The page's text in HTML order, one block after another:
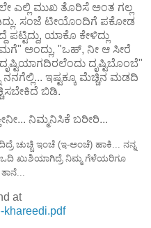
ಲೇ ಎಲ್ಲಿ ಮುಖ ತೊರಿಸೆ ಅಂತ ಗಲ್ಲ
ಸಂಜೆ ಟೀಯೊಂದಿಗೆ ಪಕೋಡ
ಪಟ್ಟಿದ್ದು, ಯಾಕೊ ಕೇಳಿದ್ಲು
ಅಂದ್ಲು, "ಒಹ್, ನೀ ಆ ಸೀರೆ
ದೃಷ್ಟಿಬೊಂಬೆ"
ನನಗೆಲ್ಲಿ... ಇಷ್ಟಕ್ಕೂ ಮೆಚ್ಚಿನ ಮಡದಿ
ಬಿಡಿ.
ನಿಮ್ಮನಿಸಿಕೆ ಬರೀರಿ...
ಚುಚ್ಚಿ ಇಂಚೆ (ಇ-ಅಂಚೆ) ಹಾಕಿ... ನನ್ನ
ಒದಿ ಖುಶಿಯಾಗಿದ್ರೆ ನಿಮ್ಮ ಗೆಳೆಯರಿಗೂ
at
khareedi.pdf